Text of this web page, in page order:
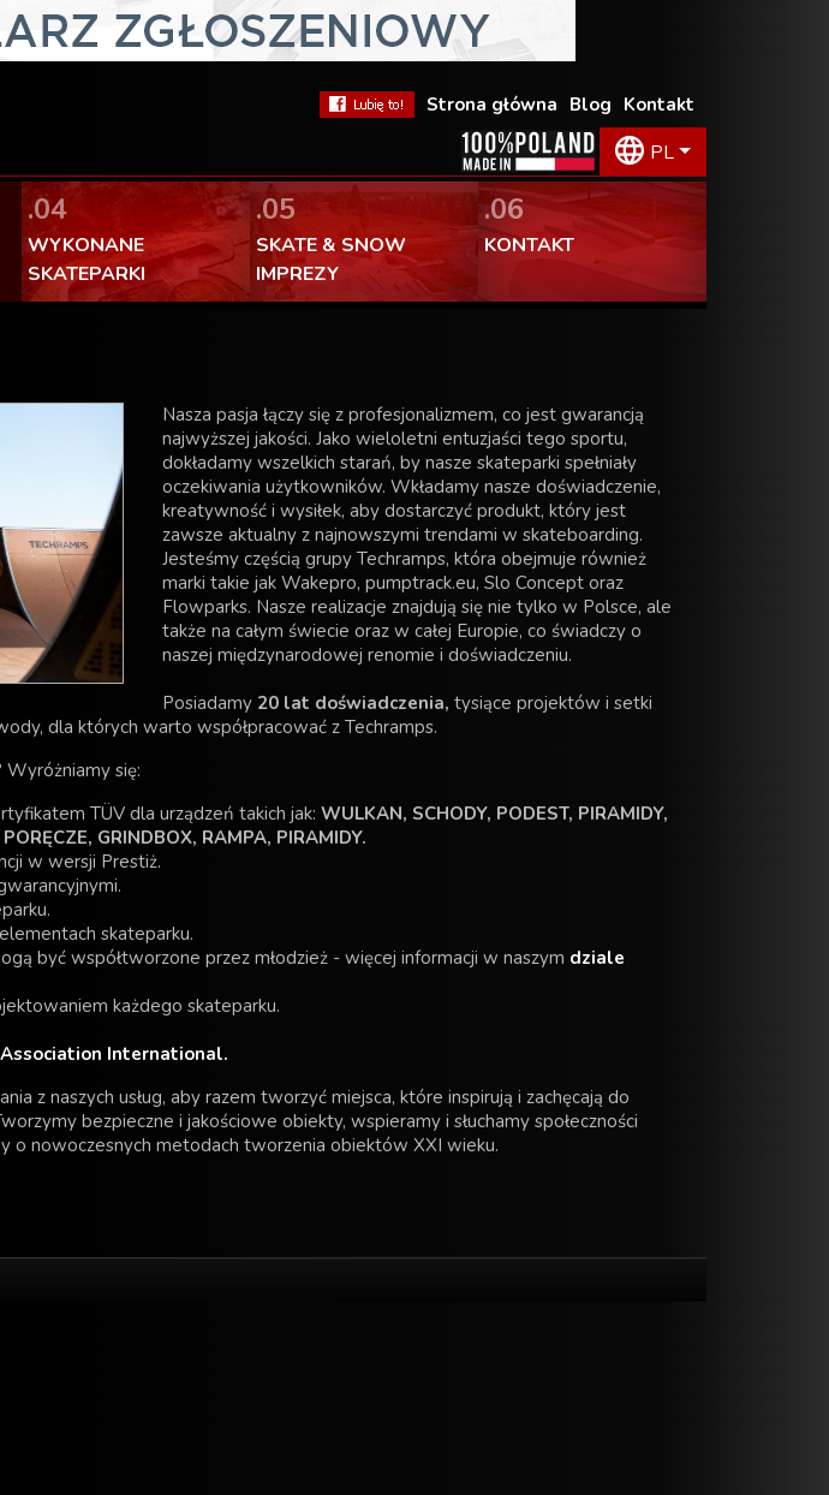
Kontakt
Blog
Strona główna
PL
.04
WYKONANE
SKATEPARKI
.05
SKATE & SNOW
IMPREZY
.06
KONTAKT
Nasza pasja łączy się z profesjonalizmem, co jest gwarancją
najwyższej jakości. Jako wieloletni entuzjaści tego sportu,
dokładamy wszelkich starań, by nasze skateparki spełniały
oczekiwania użytkowników. Wkładamy nasze doświadczenie,
kreatywność i wysiłek, aby dostarczyć produkt, który jest
zawsze aktualny z najnowszymi trendami w skateboarding.
Jesteśmy częścią grupy Techramps, która obejmuje również
marki takie jak Wakepro, pumptrack.eu, Slo Concept oraz
Flowparks. Nasze realizacje znajdują się nie tylko w Polsce, ale
także na całym świecie oraz w całej Europie, co świadczy o
naszej międzynarodowej renomie i doświadczeniu.
Posiadamy 20 lat doświadczenia, tysiące projektów i setki
dla których warto współpracować z Techramps.
się:
TÜV dla urządzeń takich jak: WULKAN, SCHODY, PODEST, PIRAMIDY,
GRINDBOX, RAMPA, PIRAMIDY.
w wersji Prestiż.
skateparku.
być współtworzone przez młodzież - więcej informacji w naszym dziale
każdego skateparku.
International.
z naszych usług, aby razem tworzyć miejsca, które inspirują i zachęcają do
bezpieczne i jakościowe obiekty, wspieramy i słuchamy społeczności
o nowoczesnych metodach tworzenia obiektów XXI wieku.